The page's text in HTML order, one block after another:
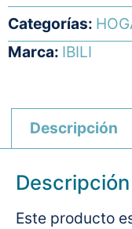
Categorías:
Marca: IBILI
Descripción
Descripción
Este producto